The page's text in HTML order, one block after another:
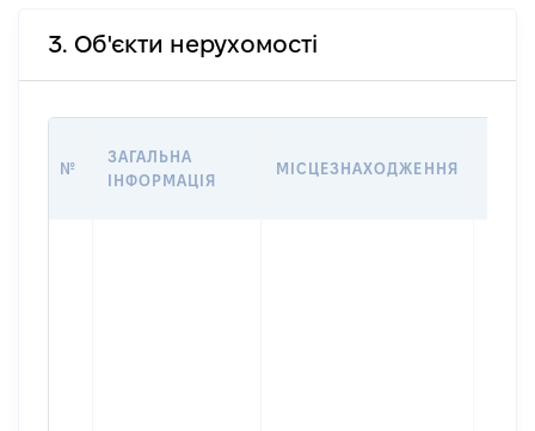
3. Об'єкти нерухомості
№
ЗАГАЛЬНА
ІНФОРМАЦІЯ
МІСЦЕЗНАХОДЖЕННЯ